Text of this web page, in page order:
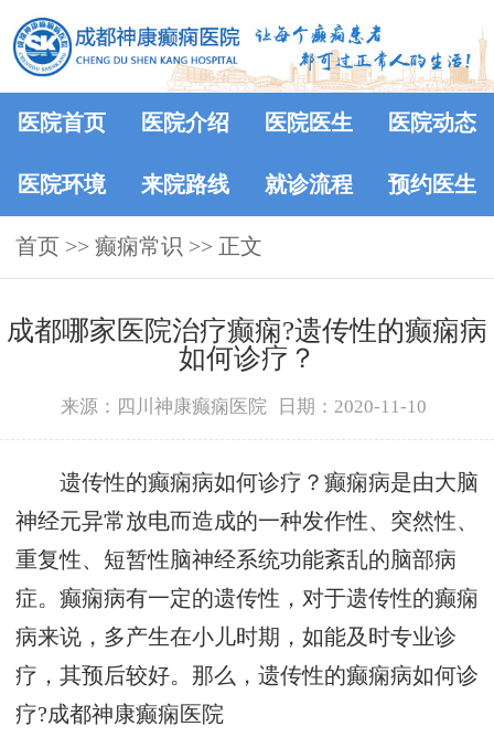
医院首页 医院介绍 医院医生 医院动态
医院环境 来院路线 就诊流程 预约医生
首页 >> 癫痫常识 >> 正文
成都哪家医院治疗癫痫?遗传性的癫痫病
如何诊疗？
来源：四川神康癫痫医院 日期：2020-11-10
遗传性的癫痫病如何诊疗？癫痫病是由大脑
神经元异常放电而造成的一种发作性、突然性、
重复性、短暂性脑神经系统功能紊乱的脑部病
症。癫痫病有一定的遗传性，对于遗传性的癫痫
病来说，多产生在小儿时期，如能及时专业诊
疗，其预后较好。那么，遗传性的癫痫病如何诊
疗?成都神康癫痫医院